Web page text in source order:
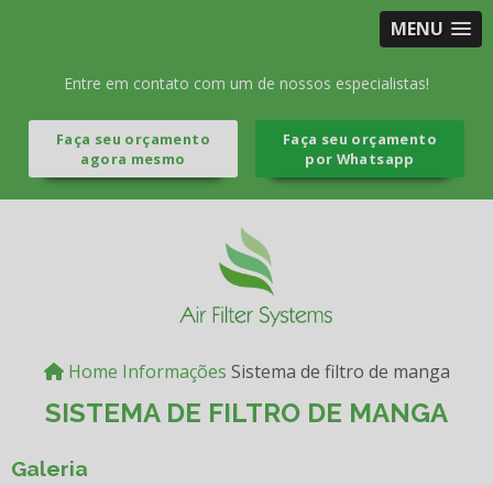
MENU
Entre em contato com um de nossos especialistas!
Faça seu orçamento
agora mesmo
Faça seu orçamento
por Whatsapp
Home Informações Sistema de filtro de manga
SISTEMA DE FILTRO DE MANGA
Galeria